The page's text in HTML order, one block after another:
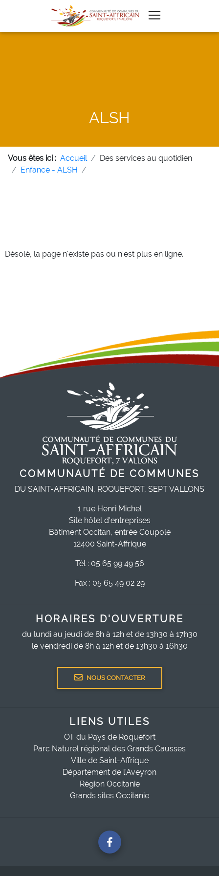
ALSH
Vous êtes ici : Accueil
Des services au quotidien
Enfance - ALSH
Désolé, la page n'existe pas ou n'est plus en ligne.
COMMUNAUTÉ DE COMMUNES
DU SAINT-AFFRICAIN, ROQUEFORT, SEPT VALLONS
1 rue Henri Michel
Site hôtel d'entreprises
Bâtiment Occitan, entrée Coupole
12400 Saint-Affrique
Tél : 05 65 99 49 56
Fax : 05 65 49 02 29
HORAIRES D'OUVERTURE
du lundi au jeudi de 8h à 12h et de 13h30 à 17h30
le vendredi de 8h à 12h et de 13h30 à 16h30
NOUS CONTACTER
LIENS UTILES
OT du Pays de Roquefort
Parc Naturel régional des Grands Causses
Ville de Saint-Affrique
Département de l'Aveyron
Région Occitanie
Grands sites Occitanie